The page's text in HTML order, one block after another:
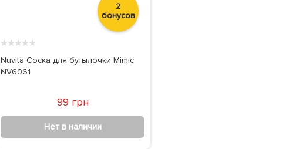
2
бонусов
★★★★★
Nuvita Соска для бутылочки Mimic
NV6061
99 грн
Нет в наличии